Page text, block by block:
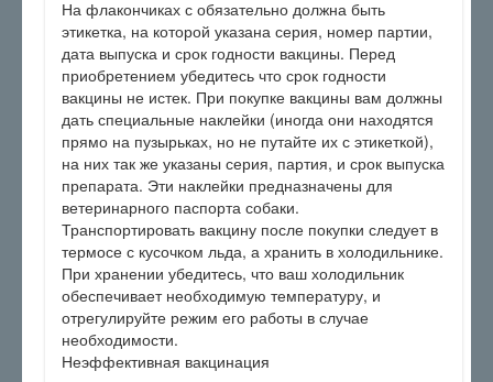
На флакончиках с обязательно должна быть
этикетка, на которой указана серия, номер партии,
дата выпуска и срок годности вакцины. Перед
приобретением убедитесь что срок годности
вакцины не истек. При покупке вакцины вам должны
дать специальные наклейки (иногда они находятся
прямо на пузырьках, но не путайте их с этикеткой),
на них так же указаны серия, партия, и срок выпуска
препарата. Эти наклейки предназначены для
ветеринарного паспорта собаки.
Транспортировать вакцину после покупки следует в
термосе с кусочком льда, а хранить в холодильнике.
При хранении убедитесь, что ваш холодильник
обеспечивает необходимую температуру, и
отрегулируйте режим его работы в случае
необходимости.
Неэффективная вакцинация